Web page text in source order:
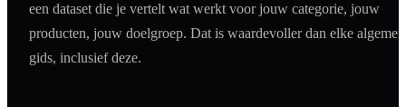
een dataset die je vertelt wat werkt voor jouw categorie, jouw
producten, jouw doelgroep. Dat is waardevoller dan elke
gids, inclusief deze.